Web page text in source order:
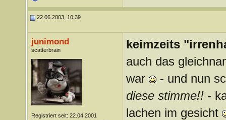
22.06.2003, 10:39
junimond
scatterbrain
Registriert seit: 22.04.2001
keimzeits
auch das
war
- und nun
diese stimme!!-
lachen im gesicht